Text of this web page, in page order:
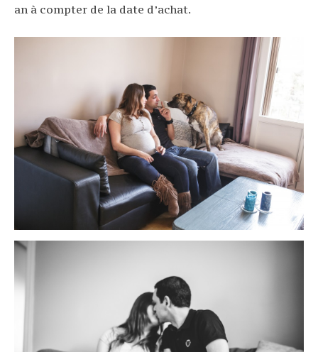
an à compter de la date d’achat.